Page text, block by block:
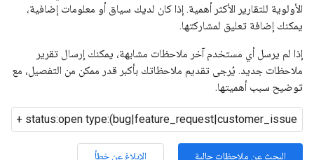
الأولوية للتقارير الأكثر أهمية. إذا كان لديك سياق أو معلومات إضافية،
يمكنك إضافة تعليق لمشاركتها.
إذا لم يرسل أي مستخدم آخر ملاحظات مشابهة، يمكنك إرسال تقرير
ملاحظات جديد. يُرجى تقديم ملاحظاتك بأكبر قدر ممكن من التفصيل، مع
توضيح سبب أهميتها.
البحث عن ملاحظات حالية
الإبلاغ عن خطأ